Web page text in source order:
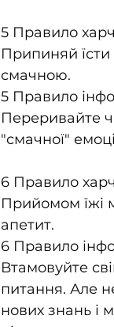
5 Правило
Припиняй
смачною.
5 Правило
Переривайте
"смачної"
6 Правило
Прийомом їжі
апетит.
6 Правило
Втамовуйте
питання. Але
нових знань і